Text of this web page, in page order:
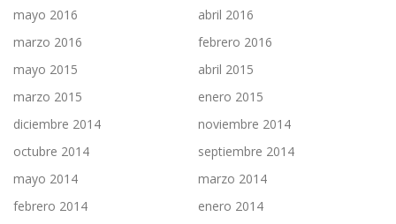
mayo 2016
abril 2016
marzo 2016
febrero 2016
mayo 2015
abril 2015
marzo 2015
enero 2015
diciembre 2014
noviembre 2014
octubre 2014
septiembre 2014
mayo 2014
marzo 2014
febrero 2014
enero 2014